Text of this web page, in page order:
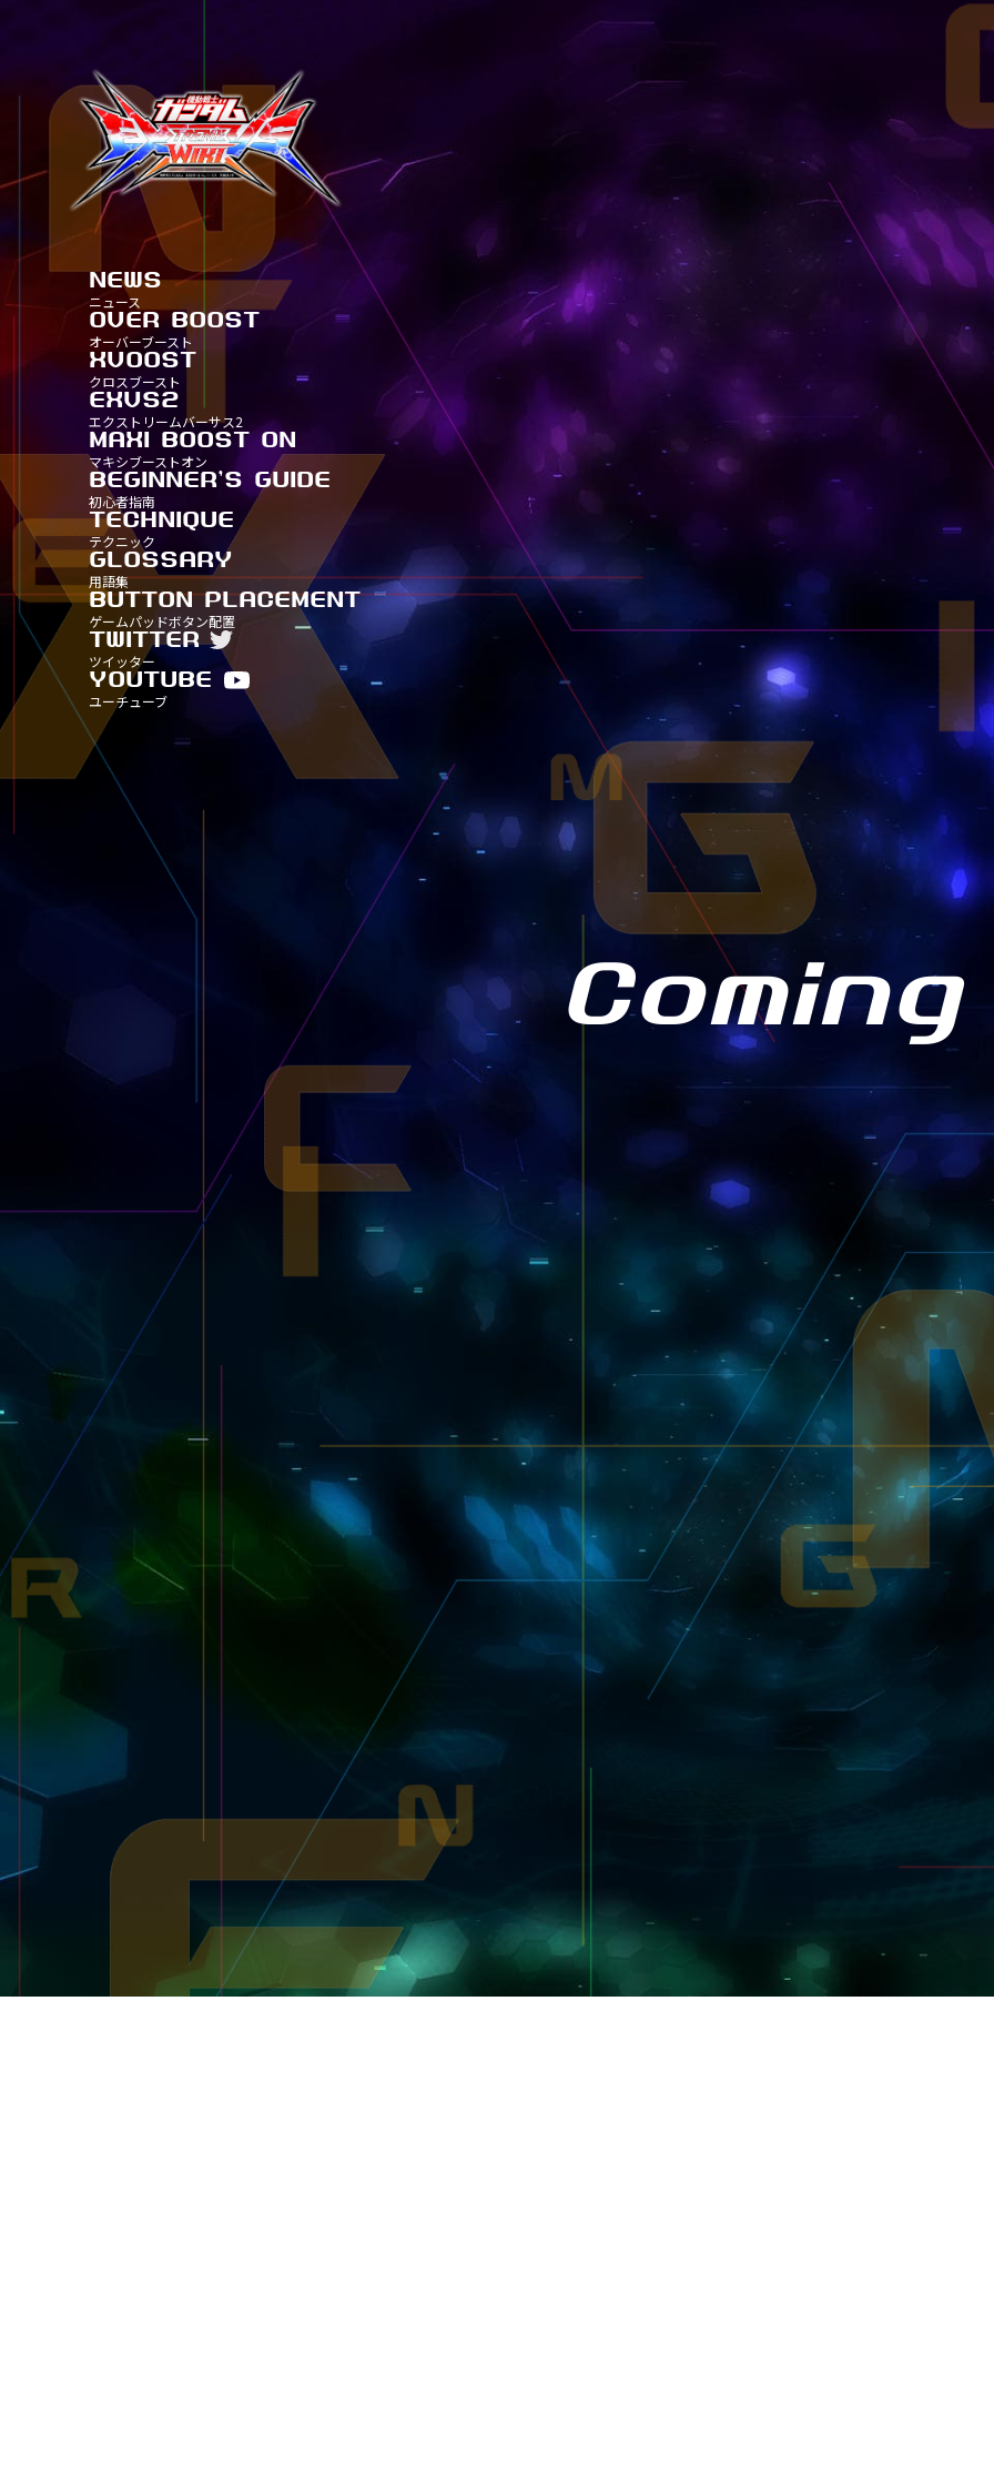
NEWS
ニュース
OVER BOOST
オーバーブースト 全機体一覧
TITLE-3000
タイトル別3000機体一覧
TITLE-2500
タイトル別2500機体一覧
TITLE-2000
タイトル別2000機体一覧
TITLE-1500
タイトル別1500機体一覧
RANK-3000
RANK-2500
ランク別2500機体一覧
RANK-2000
ランク別2000機体一覧
RANK-1500
ランク別1500機体一覧
XVOOST
クロスブースト
ALL
全機体一覧
TITLE-3000
タイトル別3000機体一覧
TITLE-2500
タイトル別2500機体一覧
TITLE-2000
タイトル別2000機体一覧
TITLE-1500
タイトル別1500機体一覧
RANK-3000
ランク別3000機体一覧
RANK-2500
ランク別2500機体一覧
RANK-2000
ランク別2000機体一覧
RANK-1500
EXVS2
エクストリームバーサス2
ALL
全機体一覧
TITLE-3000
タイトル別3000機体一覧
TITLE-2500
タイトル別2500機体一覧
TITLE-2000
タイトル別2000機体一覧
TITLE-1500
タイトル別1500機体一覧
RANK-3000
ランク別3000機体一覧
RANK-2500
ランク別2500機体一覧
RANK-2000
RANK-1500
ランク別1500機体一覧
MAXI BOOST ON
マキシブーストオン
ALL
全機体一覧
TITLE-3000
タイトル別3000機体一覧
TITLE-2500
タイトル別2500機体一覧
TITLE-2000
タイトル別2000機体一覧
TITLE-1500
タイトル別1500機体一覧
RANK-3000
ランク別3000機体一覧
RANK-2500
RANK-2000
ランク別2000機体一覧
RANK-1500
ランク別1500機体一覧
BEGINNER'S GUIDE
初心者指南
TECHNIQUE
テクニック
GLOSSARY
用語集
BUTTON PLACEMENT
ゲームパッドボタン配置
TWITTER
ツイッター
YOUTUBE
ユーチューブ